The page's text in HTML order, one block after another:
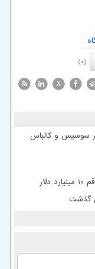
(0)
X
سوسیس و کالباس